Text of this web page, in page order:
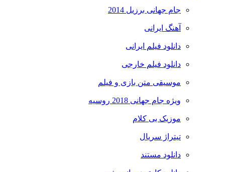
جام جهانی برزیل 2014
آهنگ ایرانی
دانلود فیلم ایرانی
دانلود فیلم خارجی
موسیقی متن بازی و فیلم
ویژه جام جهانی 2018 روسیه
موزیک بی کلام
تیتراژ سریال
دانلود مستند